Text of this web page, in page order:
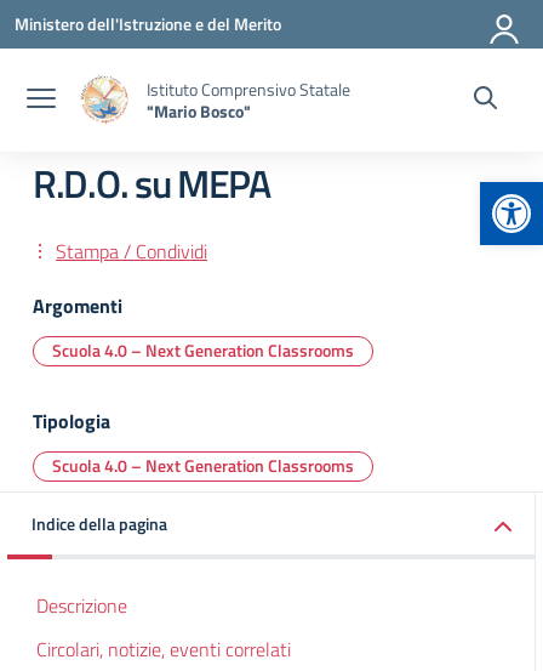
Vai ai contenuti
Vai al menu di navigazione
Vai al footer
Ministero dell'Istruzione e del Merito
Istituto Comprensivo Statale
"Mario Bosco"
R.D.O. su MEPA
Stampa / Condividi
Argomenti
Scuola 4.0 – Next Generation Classrooms
Tipologia
Scuola 4.0 – Next Generation Classrooms
Indice della pagina
Descrizione
Circolari, notizie, eventi correlati